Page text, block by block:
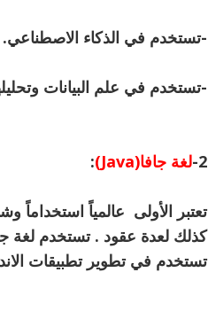
-تستخدم في الذكاء الاصطناعي.
-تستخدم في علم البيانات
2- لغة جافا(Java) :
تعتبر الأولى عالمياً
كذلك لعدة عقود . تستخدم لغة
تستخدم في تطوير تطبيقات